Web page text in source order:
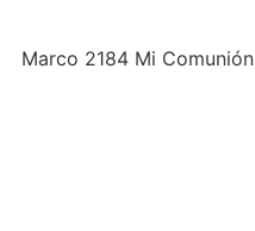
Marco 2184 Mi Comunión